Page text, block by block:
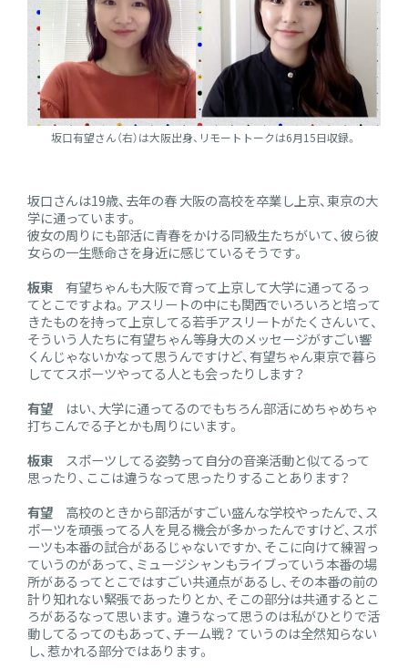
坂口有望さん（右）は大阪出身、リモートトークは6月15日収録。
坂口さんは19歳、去年の春 大阪の高校を卒業し上京、東京の大
学に通っています。
彼女の周りにも部活に青春をかける同級生たちがいて、彼ら彼
女らの一生懸命さを身近に感じているそうです。
板東有望ちゃんも大阪で育って上京して大学に通ってるっ
てとこですよね。アスリートの中にも関西でいろいろと培って
きたものを持って上京してる若手アスリートがたくさんいて、
そういう人たちに有望ちゃん等身大のメッセージがすごい響
くんじゃないかなって思うんですけど、有望ちゃん東京で暮ら
しててスポーツやってる人とも会ったりします？
有望はい、大学に通ってるのでもちろん部活にめちゃめちゃ
打ちこんでる子とかも周りにいます。
板東スポーツしてる姿勢って自分の音楽活動と似てるって
思ったり、ここは違うなって思ったりすることあります？
有望高校のときから部活がすごい盛んな学校やったんで、ス
ポーツを頑張ってる人を見る機会が多かったんですけど、スポ
ーツも本番の試合があるじゃないですか、そこに向けて練習っ
ていうのがあって、ミュージシャンもライブっていう本番の場
所があるってとこではすごい共通点があるし、その本番の前の
計り知れない緊張であったりとか、そこの部分は共通するとこ
ろがあるなって思います。違うなって思うのは私がひとりで活
動してるってのもあって、チーム戦？ ていうのは全然知らない
し、惹かれる部分ではあります。